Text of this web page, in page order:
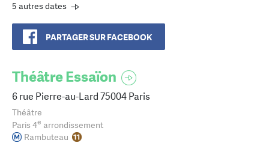
5 autres dates
PARTAGER SUR FACEBOOK
Théâtre Essaïon
6 rue Pierre-au-Lard 75004 Paris
Théâtre
Paris 4e arrondissement
Rambuteau